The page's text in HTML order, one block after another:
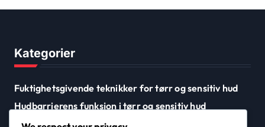
Kategorier
Fuktighetsgivende teknikker for tørr og sensitiv hud
Hudbarrierens funksjon i tørr og sensitiv hud
Reparasjonsmetoder for tørre og sensitive